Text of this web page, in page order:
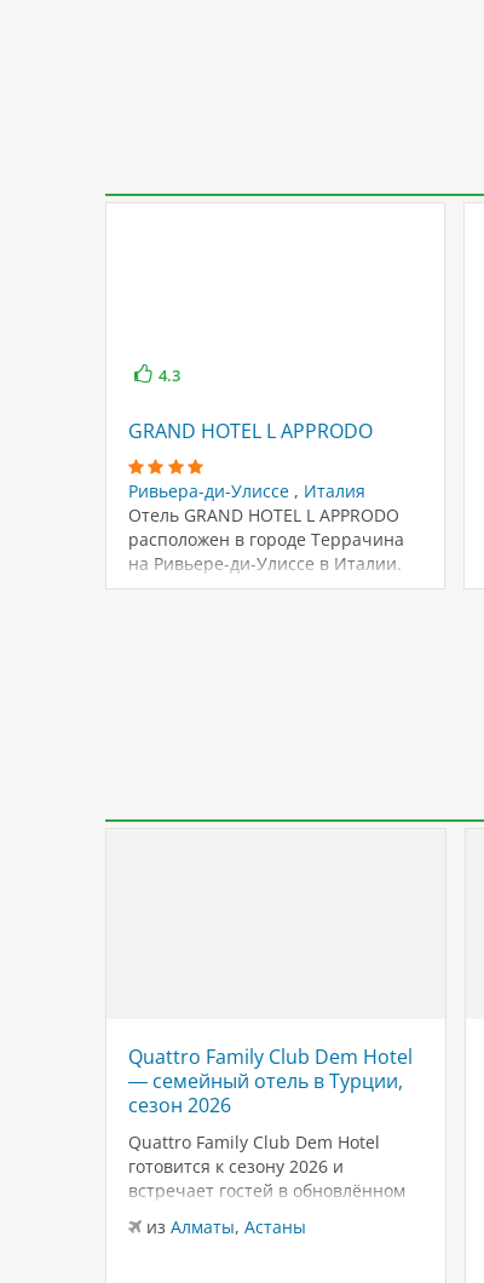
4.3
GRAND HOTEL L APPRODO
Ривьера-ди-Улиссе , Италия
Отель GRAND HOTEL L APPRODO
расположен в городе Террачина
на Ривьере-ди-Улиссе в Италии.
Это городской…
Quattro Family Club Dem Hotel
— семейный отель в Турции,
сезон 2026
Quattro Family Club Dem Hotel
готовится к сезону 2026 и
встречает гостей в обновлённом
формате, делая ставку на
повышенный комфорт,
из Алматы, Астаны